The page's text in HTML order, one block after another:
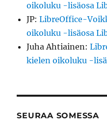
oikoluku -lisäosa
JP:LibreOffice-
oikoluku -lisäosa
Juha Ahtiainen:
kielen oikoluku -
SEURAA SOMESSA